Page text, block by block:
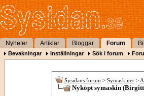
Nyheter Artiklar Bloggar Forum
Bevakningar Inställningar Sök i forum
Sysidans forum > Symaskiner >
Nyköpt symaskin